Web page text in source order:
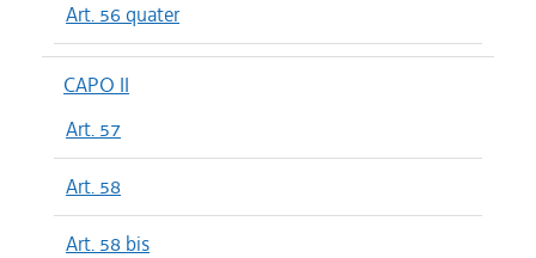
Art. 56 quater
CAPO II
Art. 57
Art. 58
Art. 58 bis